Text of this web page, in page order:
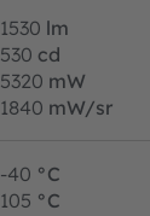
1530 lm
530 cd
5320 mW
1840 mW/sr
-40 °C
105 °C